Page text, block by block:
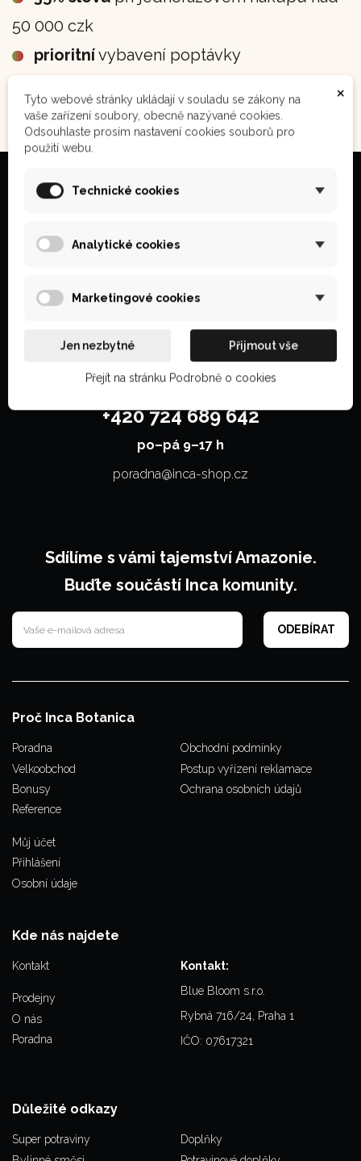
50 000 czk
prioritnívybavení poptávky
Zákaznická linka
po–⁠⁠⁠⁠⁠⁠pá 8–15 h
renata.finferlova@inca-shop.cz
Bylinná poradna
+420 724 689 642
po–⁠⁠⁠⁠⁠⁠pá 9–17 h
poradna@inca-shop.cz
Sdílíme s vámi tajemství Amazonie.
Buďte součástí Inca komunity.
Proč Inca Botanica
Poradna
Velkoobchod
Bonusy
Reference
Obchodní podmínky
Postup vyřízení reklamace
Ochrana osobních údajů
Můj účet
Přihlášení
Osobní údaje
Kde nás najdete
Kontakt
Prodejny
O nás
Poradna
Kontakt:
Blue Bloom s.r.o.
Rybná 716/24, Praha 1
IČO: 07617321
Důležité odkazy
Super potraviny
Doplňky
×
Tyto webové stránky ukládají v souladu se zákony na
vaše zařízení soubory, obecně nazývané cookies.
Odsouhlaste prosím nastavení cookies souborů pro
použití webu.
Technické cookies
Analytické cookies
Marketingové cookies
Jen nezbytné Přijmout vše
Přejít na stránku Podrobně o cookies